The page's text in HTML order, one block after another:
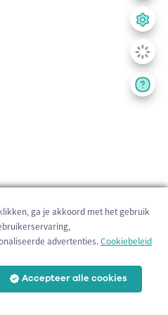
ga je akkoord met het gebruik
advertenties.Cookiebeleid
Accepteer alle cookies